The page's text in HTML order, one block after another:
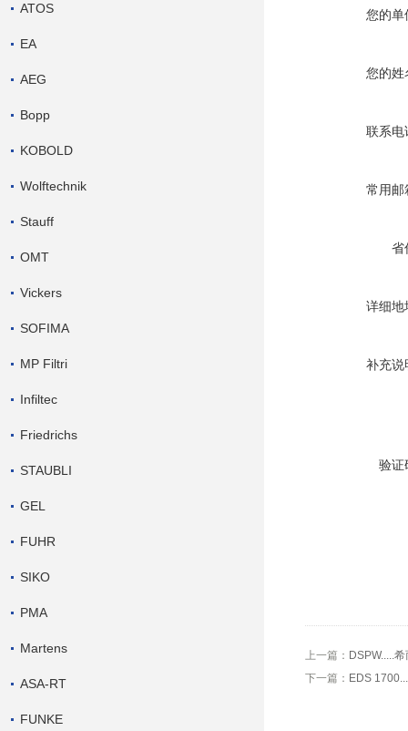
ATOS
EA
AEG
Bopp
KOBOLD
Wolftechnik
Stauff
OMT
Vickers
SOFIMA
MP Filtri
Infiltec
Friedrichs
STAUBLI
GEL
FUHR
SIKO
PMA
Martens
ASA-RT
FUNKE
您的单
您的姓
联系电
常用邮
省
详细地
补充说
验证
上一篇： DSPW.....
下一篇： EDS